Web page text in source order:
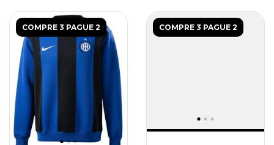
COMPRE 3 PAGUE 2 COMPRE 3 PAGUE 2